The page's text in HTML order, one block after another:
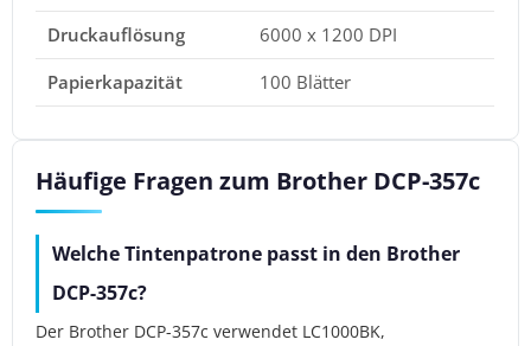
Druckauflösung
6000 x 1200 DPI
Papierkapazität
100 Blätter
Häufige Fragen zum Brother DCP-357c
Welche Tintenpatrone passt in den Brother
DCP-357c?
Der Brother DCP-357c verwendet LC1000BK,